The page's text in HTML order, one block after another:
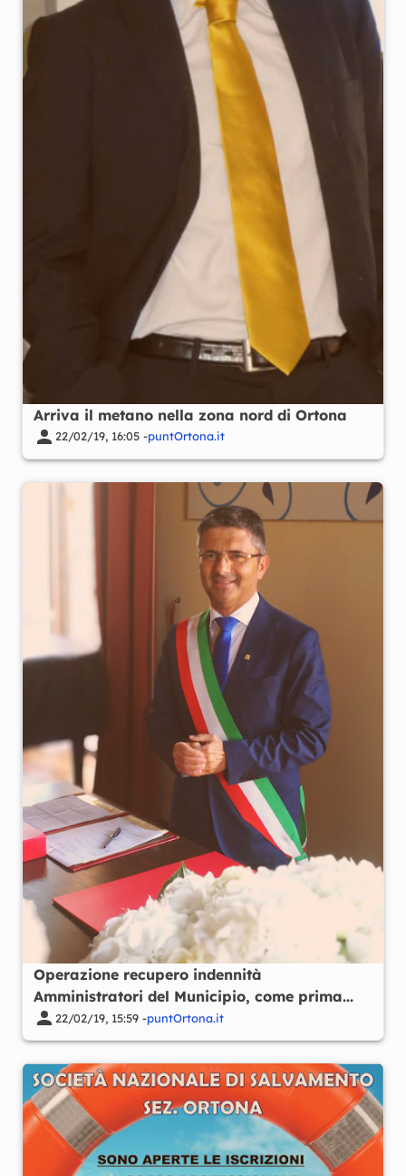
Arriva il metano nella zona nord di Ortona
22/02/19, 16:05 -puntOrtona.it
Operazione recupero indennità
Amministratori del Municipio, come prima...
22/02/19, 15:59 -puntOrtona.it